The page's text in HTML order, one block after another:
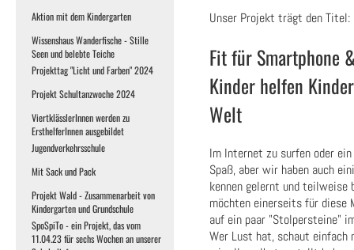
Aktion mit dem Kindergarten
Wissenshaus Wanderfische - Stille
Seen und belebte Teiche
Projekttag "Licht und Farben" 2024
Projekt Schultanzwoche 2024
ViertklässlerInnen werden zu
ErsthelferInnen ausgebildet
Jugendverkehrsschule
Mit Sack und Pack
Projekt Wald - Zusammenarbeit von
Kindergarten und Grundschule
SpoSpiTo - ein Projekt, das vom
11.04.23 für sechs Wochen an unserer
Unser Projekt trägt den Titel:
Fit für Smartphone
Kinder helfen
Welt
Im Internet zu surfen oder
Spaß, aber wir haben auch
kennen gelernt und teilweise
möchten einerseits für diese
auf ein paar "Stolpersteine"
Wer Lust hat, schaut einfach